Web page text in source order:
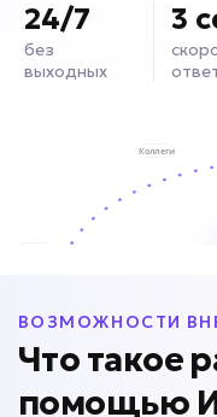
24/7
без
выходных
3
ВОЗМОЖНОСТИ
Что такое
помощью